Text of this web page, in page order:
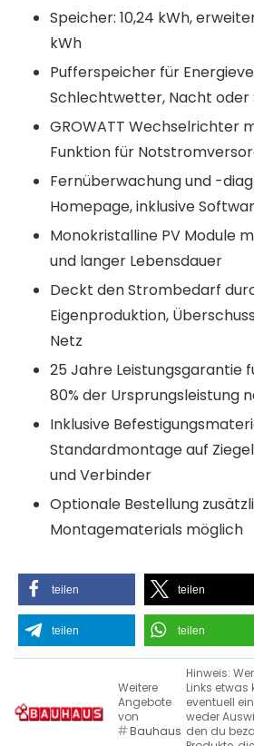
Speicher: 10,24 kWh,
kWh
Pufferspeicher für
Schlechtwetter, Nacht oder
GROWATT Wechselrichter
Funktion für
Fernüberwachung und -
Homepage, inklusive
Monokristalline PV Module
und langer Lebensdauer
Deckt den Strombedarf
Eigenproduktion,
Netz
25 Jahre Leistungsgarantie
80% der Ursprungsleistung
Inklusive
Standardmontage auf
und Verbinder
Optionale Bestellung
Montagematerials möglich
teilen teilen
teilen teilen
Weitere
Angebote
von
Bauhaus
Hinweis:
Links
eventuell
weder
den du